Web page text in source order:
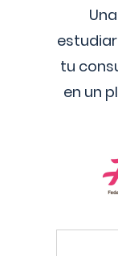
tu
en un